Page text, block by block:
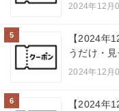
2024年12月
5
【2024年
うだけ・
2024年12月
6
【2024年